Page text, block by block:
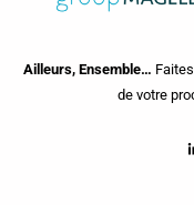
Ailleurs, Ensemble…
de votre